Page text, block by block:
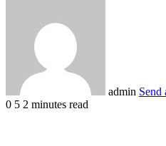
admin Send
0 5 2 minutes read